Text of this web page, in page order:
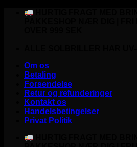
Fortsæt
Om os
Betaling
Forsendelse
Retur og refunderinger
Kontakt os
Handelsbetingelser
Privat Politik